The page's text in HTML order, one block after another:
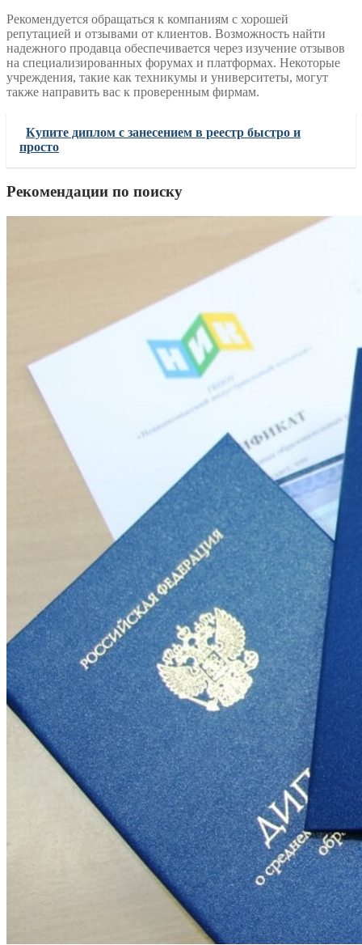
Рекомендуется обращаться к компаниям с хорошей
репутацией и отзывами от клиентов. Возможность найти
надежного продавца обеспечивается через изучение отзывов
на специализированных форумах и платформах. Некоторые
учреждения, такие как техникумы и университеты, могут
также направить вас к проверенным фирмам.
Купите диплом с занесением в реестр быстро и
просто
Рекомендации по поиску